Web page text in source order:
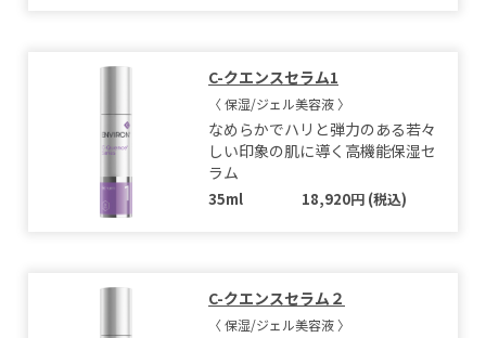
C-クエンスセラム1
〈 保湿/ジェル美容液 〉
なめらかでハリと弾力のある若々
しい印象の肌に導く高機能保湿セ
ラム
35ml 18,920円 (税込)
C-クエンスセラム２
〈 保湿/ジェル美容液 〉